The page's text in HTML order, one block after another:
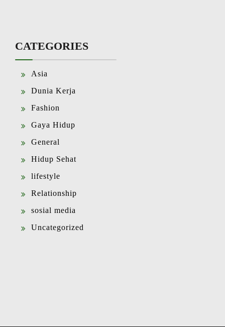
CATEGORIES
Asia
Dunia Kerja
Fashion
Gaya Hidup
General
Hidup Sehat
lifestyle
Relationship
sosial media
Uncategorized